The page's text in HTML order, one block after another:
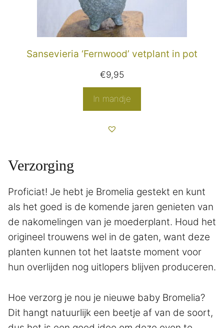
Sansevieria ‘Fernwood’ vetplant in pot
€9,95
In mandje
Verzorging
Proficiat! Je hebt je Bromelia gestekt en kunt
als het goed is de komende jaren genieten van
de nakomelingen van je moederplant. Houd het
origineel trouwens wel in de gaten, want deze
planten kunnen tot het laatste moment voor
hun overlijden nog uitlopers blijven produceren.
Hoe verzorg je nou je nieuwe baby Bromelia?
Dit hangt natuurlijk een beetje af van de soort,